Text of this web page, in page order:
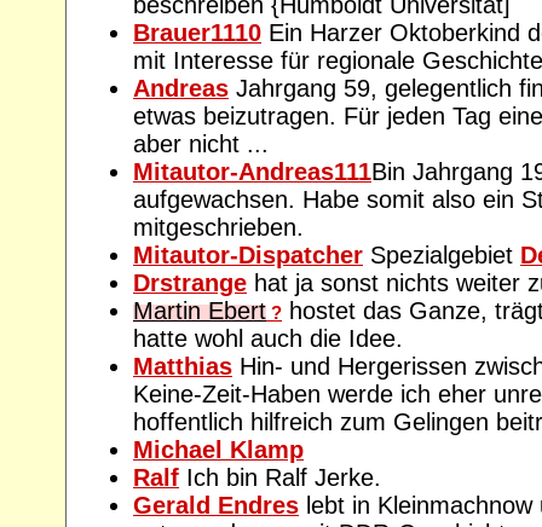
Brauer1110 Ein Harzer Oktoberkind
mit Interesse für regionale
Andreas Jahrgang 59, gelegentlich
etwas beizutragen. Für jeden Tag
aber nicht ...
Mitautor-Andreas111Bin Jahrgang
aufgewachsen. Habe somit also ein
mitgeschrieben.
Mitautor-Dispatcher Spezialgebiet
Drstrange hat ja sonst nichts weiter
Martin Ebert ? hostet das Ganze,
hatte wohl auch die Idee.
Matthias Hin- und Hergerissen
Keine-Zeit-Haben werde ich eher
hoffentlich hilfreich zum Gelingen
Michael Klamp
Ralf Ich bin Ralf Jerke.
Gerald Endres lebt in